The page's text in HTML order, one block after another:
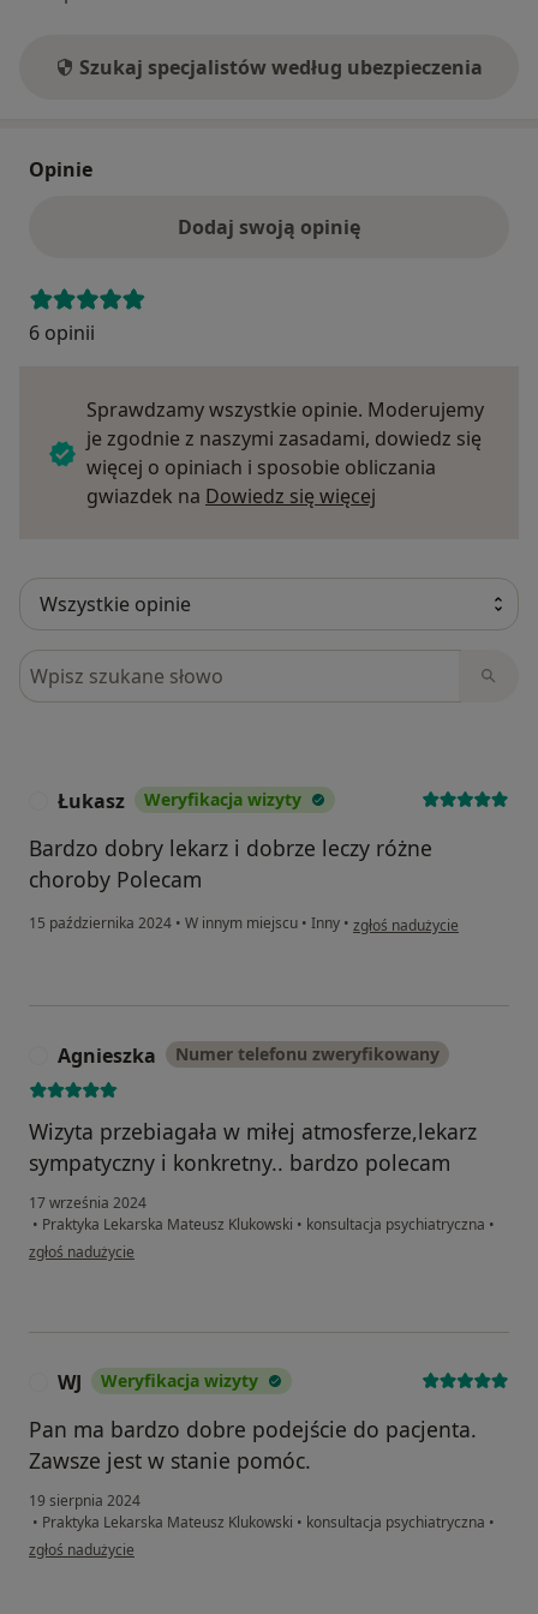
Szukaj specjalistów według ubezpieczenia
Opinie
Dodaj swoją opinię
6 opinii
Sprawdzamy wszystkie opinie. Moderujemy
je zgodnie z naszymi zasadami, dowiedz się
więcej o opiniach i sposobie obliczania
gwiazdek na Dowiedz się więcej
Szukaj w opiniach
Łukasz Weryfikacja wizyty
Bardzo dobry lekarz i dobrze leczy różne
choroby Polecam
15 października 2024 • W innym miejscu • Inny • w opinii użytkownika Łukasz
zgłoś nadużycie
Agnieszka Numer telefonu zweryfikowany
Wizyta przebiagała w miłej atmosferze,lekarz
sympatyczny i konkretny.. bardzo polecam
17 września 2024
• Praktyka Lekarska Mateusz Klukowski • konsultacja psychiatryczna •
w opinii użytkownika Agnieszka
zgłoś nadużycie
WJ Weryfikacja wizyty
Pan ma bardzo dobre podejście do pacjenta.
Zawsze jest w stanie pomóc.
19 sierpnia 2024
• Praktyka Lekarska Mateusz Klukowski • konsultacja psychiatryczna •
w opinii użytkownika WJ
zgłoś nadużycie